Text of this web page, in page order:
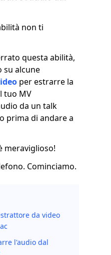
non ti
questa abilità,
su alcune
per estrarre la
tuo MV
da un talk
prima di andare a
meraviglioso!
Cominciamo.
da video
l'audio dal